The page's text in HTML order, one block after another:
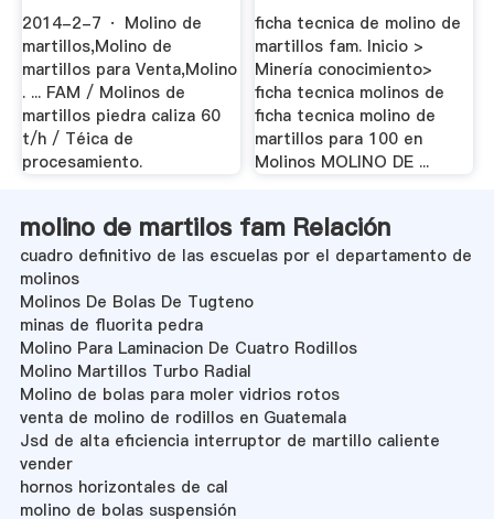
2014-2-7 · Molino de
martillos,Molino de
martillos para Venta,Molino
. ... FAM / Molinos de
martillos piedra caliza 60
t/h / Téica de
procesamiento.
ficha tecnica de molino de
martillos fam. Inicio >
Minería conocimiento>
ficha tecnica molinos de
ficha tecnica molino de
martillos para 100 en
Molinos MOLINO DE ...
molino de martilos fam Relación
cuadro definitivo de las escuelas por el departamento de
molinos
Molinos De Bolas De Tugteno
minas de fluorita pedra
Molino Para Laminacion De Cuatro Rodillos
Molino Martillos Turbo Radial
Molino de bolas para moler vidrios rotos
venta de molino de rodillos en Guatemala
Jsd de alta eficiencia interruptor de martillo caliente
vender
hornos horizontales de cal
molino de bolas suspensión